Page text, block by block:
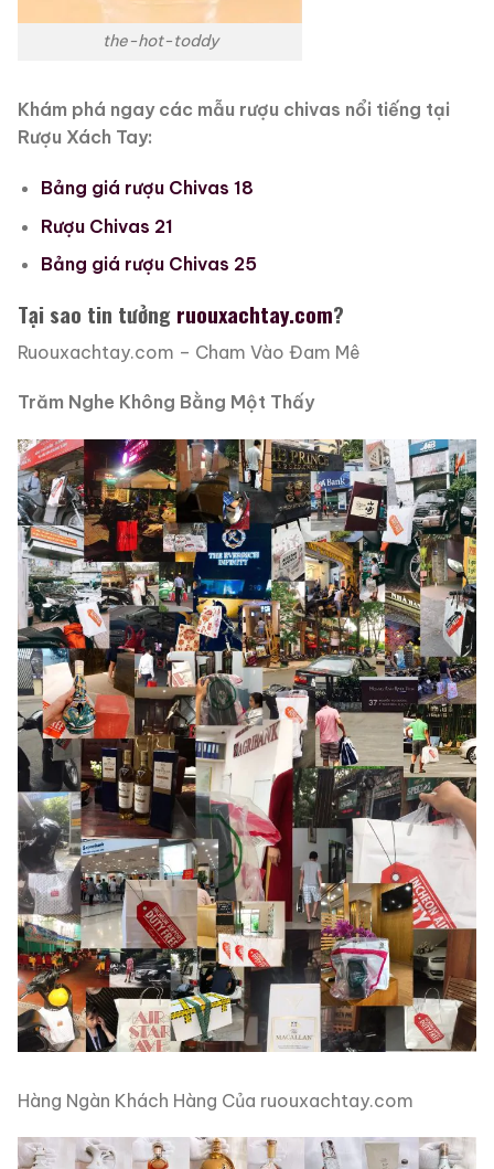
the-hot-toddy
Khám phá ngay các mẫu rượu chivas nổi tiếng tại
Rượu Xách Tay:
Bảng giá rượu Chivas 18
Rượu Chivas 21
Bảng giá rượu Chivas 25
Tại sao tin tưởng ruouxachtay.com?
Ruouxachtay.com – Cham Vào Đam Mê
Trăm Nghe Không Bằng Một Thấy
Hàng Ngàn Khách Hàng Của ruouxachtay.com